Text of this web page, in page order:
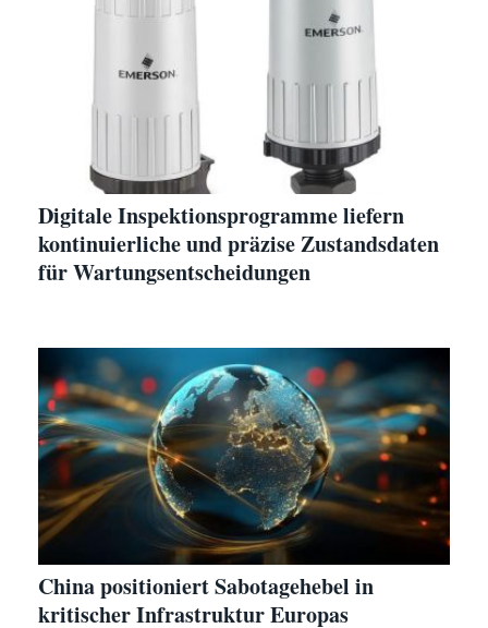
Digitale Inspektionsprogramme liefern
kontinuierliche und präzise Zustandsdaten
für Wartungsentscheidungen
China positioniert Sabotagehebel in
kritischer Infrastruktur Europas